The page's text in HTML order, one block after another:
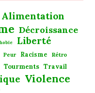
Alimentation
Décroissance
Liberté
Peur Racisme Rétro
Tourments Travail
Violence